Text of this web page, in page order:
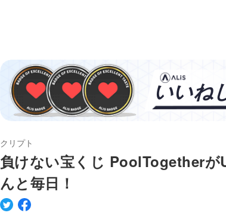
クリプト
負けない宝くじ PoolTogetherが
んと毎日！